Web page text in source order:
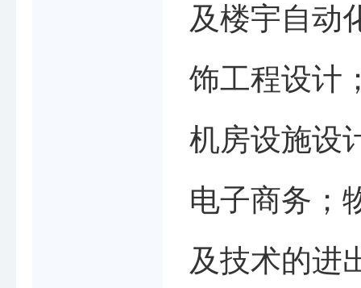
及楼宇自动
饰工程设计
机房设施设
电子商务；
及技术的进